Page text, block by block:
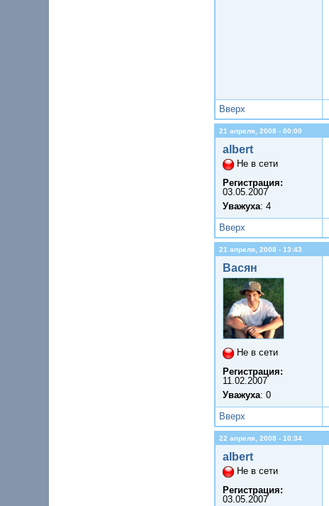
Вверх
21 апреля, 2008 - 00:00
albert
Не в сети
Регистрация:
03.05.2007
Уважуха: 4
Вверх
21 апреля, 2008 - 13:43
Васян
Не в сети
Регистрация:
11.02.2007
Уважуха: 0
Вверх
22 апреля, 2008 - 10:34
albert
Не в сети
Регистрация:
03.05.2007